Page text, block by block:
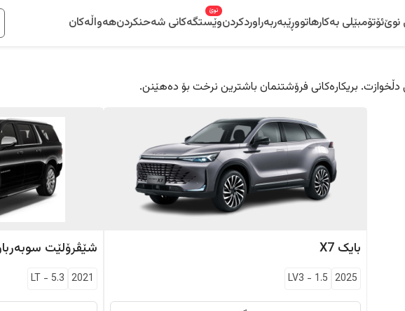
نوێئۆتۆمبێلی بەکارهاتووڕێبەربەراوردکردنوێستگەکانی شەحنکردن
نوێ
هەواڵەکان
دڵخوازت. بریکارەکانی فرۆشتنمان باشترین نرخت بۆ دەهێنن.
بایک X7
2025
LV3 - 1.5
شێڤرۆلێت
2021
LT- 5.3